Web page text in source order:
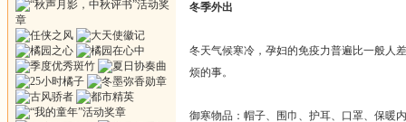
冬季外出
冬天气候寒冷，孕妇的免疫力普遍比一般人
烦的事。
御寒物品：帽子、围巾、护耳、口罩、保暖